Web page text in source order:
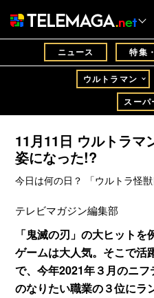
ニュース 特集
ウルトラマン
スーパ
11月11日 ウルトラマ
姿になった!?
今日は何の日？ 「ウルトラ怪
テレビマガジン編集部
「鬼滅の刃」の大ヒット
ゲームは大人気。そこで活
で、今年2021年３月のニ
のなりたい職業の３位にラ